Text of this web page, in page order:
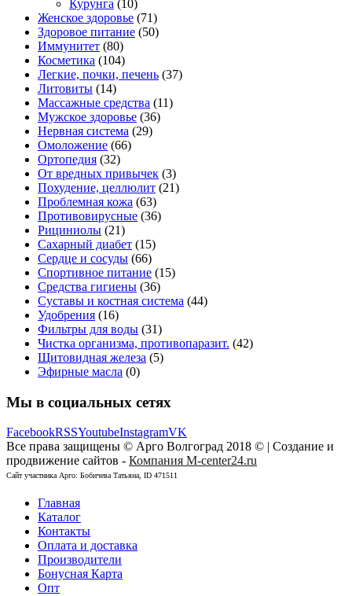
Курунга (10)
Женское здоровье (71)
Здоровое питание (50)
Иммунитет (80)
Косметика (104)
Легкие, почки, печень (37)
Литовиты (14)
Массажные средства (11)
Мужское здоровье (36)
Нервная система (29)
Омоложение (66)
Ортопедия (32)
От вредных привычек (3)
Похудение, целлюлит (21)
Проблемная кожа (63)
Противовирусные (36)
Рициниолы (21)
Сахарный диабет (15)
Сердце и сосуды (66)
Спортивное питание (15)
Средства гигиены (36)
Суставы и костная система (44)
Удобрения (16)
Фильтры для воды (31)
Чистка организма, противопаразит. (42)
Щитовидная железа (5)
Эфирные масла (0)
Мы в социальных сетях
FacebookRSSYoutubeInstagramVK
Все права защищены © Арго Волгоград 2018 © | Создание и
продвижение сайтов - Компания M-center24.ru
Сайт участника Арго: Бобичева Татьяна, ID 471511
Главная
Каталог
Контакты
Оплата и доставка
Производители
Бонусная Карта
Опт